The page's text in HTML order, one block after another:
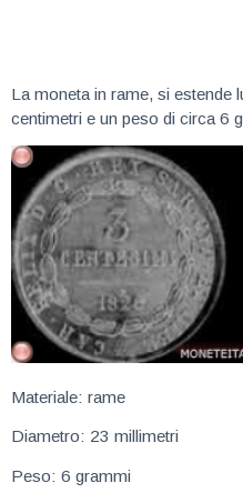
La moneta in rame, si estende
centimetri e un peso di circa 6
Materiale: rame
Diametro: 23 millimetri
Peso: 6 grammi